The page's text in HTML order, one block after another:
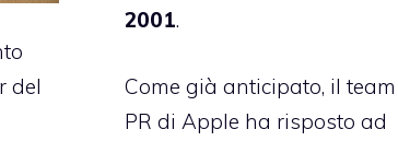
del
2001.
Come già anticipato, il team
PR di Apple ha risposto ad